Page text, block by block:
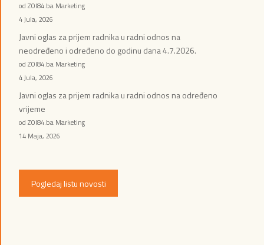
od ZOI84.ba Marketing
4 Jula, 2026
Javni oglas za prijem radnika u radni odnos na
neodređeno i određeno do godinu dana 4.7.2026.
od ZOI84.ba Marketing
4 Jula, 2026
Javni oglas za prijem radnika u radni odnos na određeno
vrijeme
od ZOI84.ba Marketing
14 Maja, 2026
Pogledaj listu novosti